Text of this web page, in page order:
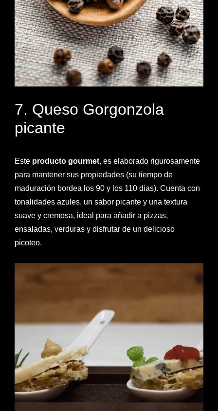
7. Queso Gorgonzola
picante
Este producto gourmet, es elaborado rigurosamente
para mantener sus propiedades (su tiempo de
maduración bordea los 90 y los 110 días). Cuenta con
tonalidades azules, un sabor picante y una textura
suave y cremosa, ideal para añadir a pizzas,
ensaladas, verduras y disfrutar de un delicioso
picoteo.